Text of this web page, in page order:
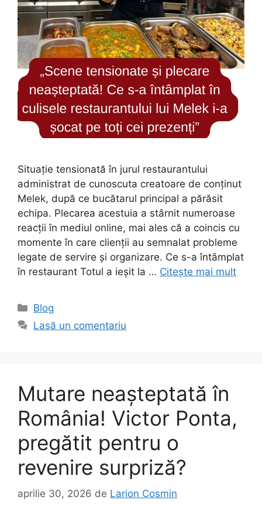
Situație tensionată în jurul restaurantului
administrat de cunoscuta creatoare de conținut
Melek, după ce bucătarul principal a părăsit
echipa. Plecarea acestuia a stârnit numeroase
reacții în mediul online, mai ales că a coincis cu
momente în care clienții au semnalat probleme
legate de servire și organizare. Ce s-a întâmplat
în restaurant Totul a ieșit la … Citește mai mult
Categorii
Blog
Lasă un comentariu
Mutare neașteptată în
România! Victor Ponta,
pregătit pentru o
revenire surpriză?
aprilie 30, 2026 de Larion Cosmin